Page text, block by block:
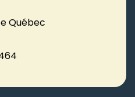
Québec